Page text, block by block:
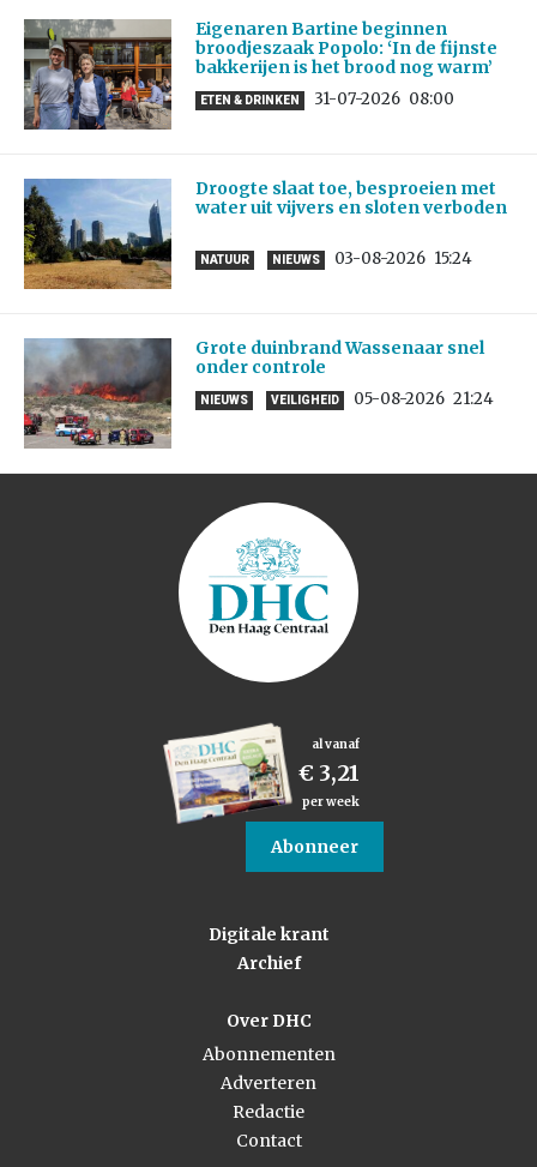
Eigenaren Bartine beginnen
broodjeszaak Popolo: ‘In de fijnste
bakkerijen is het brood nog warm’
ETEN & DRINKEN 31-07-2026 08:00
Droogte slaat toe, besproeien met
water uit vijvers en sloten verboden
NATUUR NIEUWS 03-08-2026 15:24
Grote duinbrand Wassenaar snel
onder controle
NIEUWS VEILIGHEID 05-08-2026 21:24
al vanaf
€ 3,21
per week
Abonneer
Digitale krant
Archief
Over DHC
Abonnementen
Adverteren
Redactie
Contact